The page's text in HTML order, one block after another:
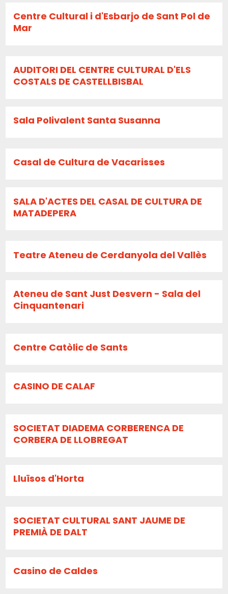
Centre Cultural i d'Esbarjo de Sant Pol de
Mar
AUDITORI DEL CENTRE CULTURAL D'ELS
COSTALS DE CASTELLBISBAL
Sala Polivalent Santa Susanna
Casal de Cultura de Vacarisses
SALA D'ACTES DEL CASAL DE CULTURA DE
MATADEPERA
Teatre Ateneu de Cerdanyola del Vallès
Ateneu de Sant Just Desvern - Sala del
Cinquantenari
Centre Catòlic de Sants
CASINO DE CALAF
SOCIETAT DIADEMA CORBERENCA DE
CORBERA DE LLOBREGAT
Lluïsos d'Horta
SOCIETAT CULTURAL SANT JAUME DE
PREMIÀ DE DALT
Casino de Caldes